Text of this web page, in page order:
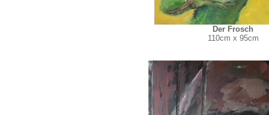
Der Frosch
110cm x 95cm